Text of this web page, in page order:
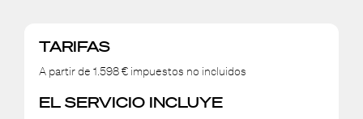
TARIFAS
A partir de 1.598 € impuestos no incluidos
EL SERVICIO INCLUYE